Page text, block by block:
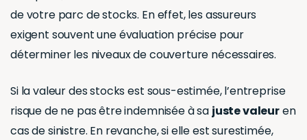
de votre parc de stocks. En effet, les assureurs
exigent souvent une évaluation précise pour
déterminer les niveaux de couverture nécessaires.
Si la valeur des stocks est sous-estimée, l’entreprise
risque de ne pas être indemnisée à sa juste valeuren
cas de sinistre. En revanche, si elle est surestimée,